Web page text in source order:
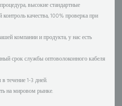
высокие стандартные
качества, 100% проверка при
компании и продукта, у нас есть
срок службы оптоволоконного кабеля
течение 1-3 дней.
на мировом рынке.